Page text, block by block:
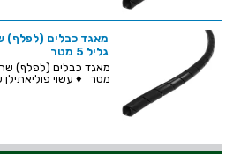
גליל 5 מטר
מטר ♦ עשוי פוליאתילן